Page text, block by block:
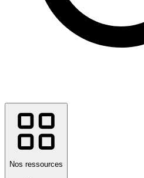
Nos ressources